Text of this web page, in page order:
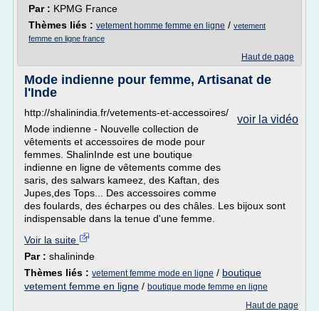
Par : KPMG France
Thèmes liés : vetement homme femme en ligne / vetement
femme en ligne france
Haut de page
Mode indienne pour femme, Artisanat de
l'Inde
voir la vidéo
http://shalinindia.fr/vetements-et-accessoires/
Mode indienne - Nouvelle collection de
vêtements et accessoires de mode pour
femmes. ShalinInde est une boutique
indienne en ligne de vêtements comme des
saris, des salwars kameez, des Kaftan, des
Jupes,des Tops... Des accessoires comme
des foulards, des écharpes ou des châles. Les bijoux sont
indispensable dans la tenue d'une femme.
Voir la suite
Par : shalininde
Thèmes liés : vetement femme mode en ligne / boutique
vetement femme en ligne / boutique mode femme en ligne
Haut de page